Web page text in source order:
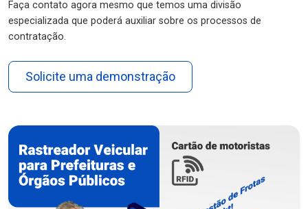
Faça contato agora mesmo que temos uma divisão
especializada que poderá auxiliar sobre os processos de
contratação.
Solicite uma demonstração